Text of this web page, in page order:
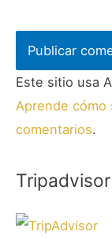
Este sitio usa
Aprende
comentarios.
Tripadvisor